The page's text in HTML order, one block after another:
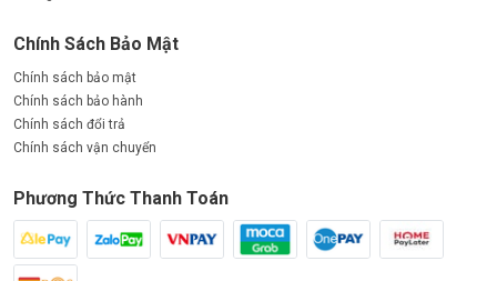
Chính Sách Bảo Mật
Chính sách bảo mật
Chính sách bảo hành
Chính sách đổi trả
Chính sách vận chuyển
Phương Thức Thanh Toán